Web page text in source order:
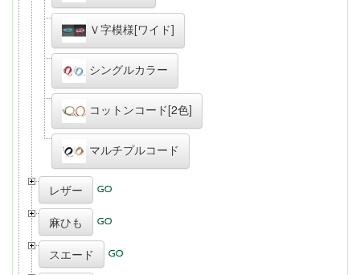
Ｖ字模様[ワイド]
シングルカラー
コットンコード[2色]
マルチプルコード
レザー
麻ひも
スエード